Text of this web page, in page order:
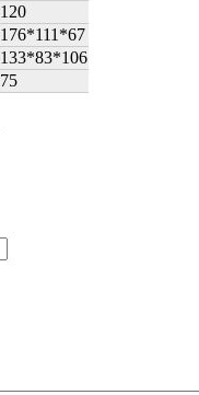
120
176*111*67
133*83*106
75